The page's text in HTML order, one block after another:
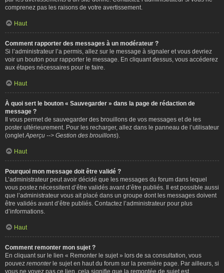
comprenez pas les raisons de votre avertissement.
Haut
Comment rapporter des messages à un modérateur ?
Si l’administrateur l’a permis, allez sur le message à signaler et vous devriez
voir un bouton pour rapporter le message. En cliquant dessus, vous accéderez
aux étapes nécessaires pour le faire.
Haut
À quoi sert le bouton « Sauvegarder » dans la page de rédaction de
message ?
Il vous permet de sauvegarder des brouillons de vos messages et de les
poster ultérieurement. Pour les recharger, allez dans le panneau de l’utilisateur
(onglet Aperçu --> Gestion des brouillons).
Haut
Pourquoi mon message doit être validé ?
L’administrateur peut avoir décidé que les messages du forum dans lequel
vous postez nécessitent d’être validés avant d’être publiés. Il est possible aussi
que l’administrateur vous ait placé dans un groupe dont les messages doivent
être validés avant d’être publiés. Contactez l’administrateur pour plus
d’informations.
Haut
Comment remonter mon sujet ?
En cliquant sur le lien « Remonter le sujet » lors de sa consultation, vous
pouvez remonterle sujet en haut du forum sur la première page. Par ailleurs, si
vous ne voyez pas ce lien, cela signifie que la remontée de sujet est